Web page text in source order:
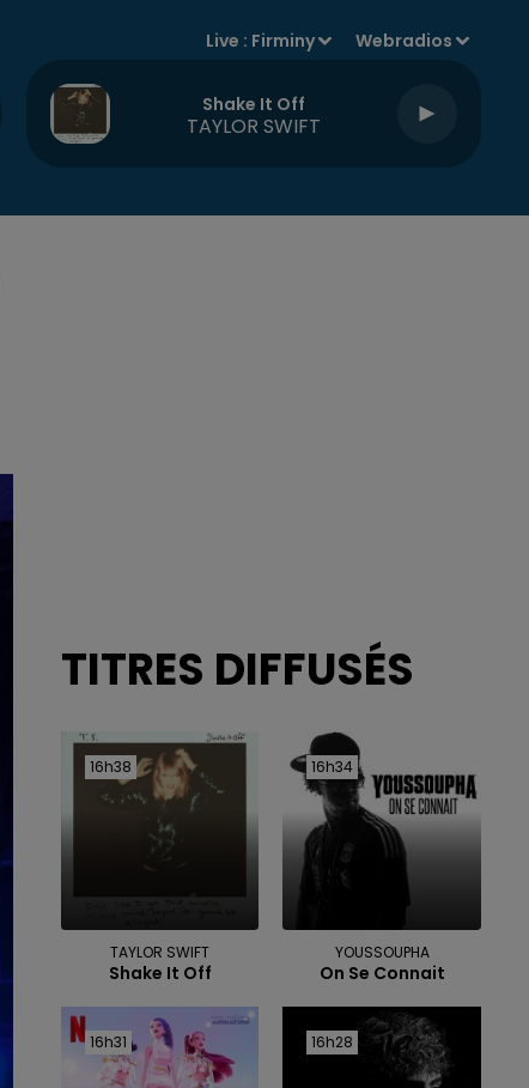
Live : Firminy Webradios
Shake It Off
TAYLOR SWIFT
TITRES DIFFUSÉS
16h38
16h38
TAYLOR SWIFT
Shake It Off
16h34
16h34
YOUSSOUPHA
On Se Connait
16h31
16h31 16h28
16h28